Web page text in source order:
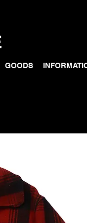
GOODS